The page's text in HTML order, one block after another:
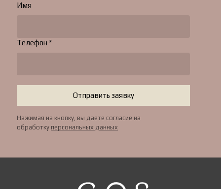
Имя
Телефон *
Отправить заявку
Нажимая на кнопку, вы даете согласие на
обработку персональных данных